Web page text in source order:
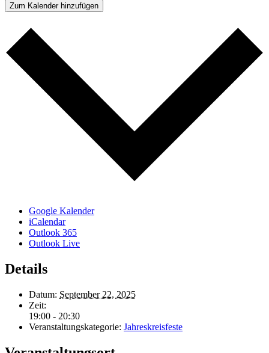
Zum Kalender hinzufügen
Google Kalender
iCalendar
Outlook 365
Outlook Live
Details
Datum: September 22, 2025
Zeit:
19:00 - 20:30
Veranstaltungskategorie: Jahreskreisfeste